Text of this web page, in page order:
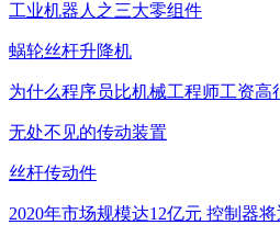
工业机器人之三大零组件
蜗轮丝杆升降机
为什么程序员比机械工程师工资高
无处不见的传动装置
丝杆传动件
2020年市场规模达12亿元 控制器